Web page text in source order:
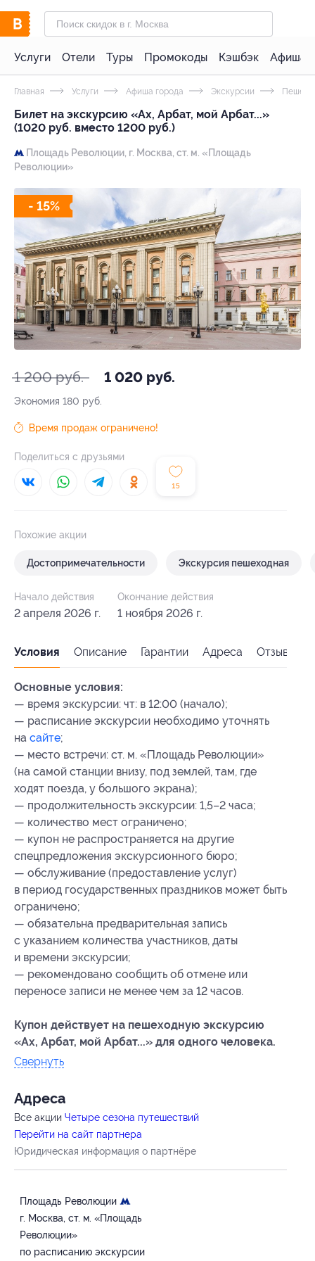
Услуги Отели Туры Промокоды Кэшбэк Афиша
Главная Услуги Афиша города Экскурсии
Билет на экскурсию «Ах, Арбат, мой Арбат...»
(1020 руб. вместо 1200 руб.)
Площадь Революции, г. Москва, ст. м. «Площадь
Революции»
- 15%
1 200 руб. 1 020 руб.
Экономия 180 руб.
15
Время продаж ограничено!
Поделиться с друзьями
Похожие акции
Достопримечательности Экскурсия пешеходная
Начало действия
2 апреля 2026 г.
Окончание действия
1 ноября 2026 г.
Условия Описание Гарантии Адреса Отзывы
Основные условия:
— время экскурсии: чт: в 12:00 (начало);
— расписание экскурсии необходимо уточнять
на сайте;
— место встречи: ст. м. «Площадь Революции»
(на самой станции внизу, под землей, там, где
ходят поезда, у большого экрана);
— продолжительность экскурсии: 1,5–2 часа;
— количество мест ограничено;
— купон не распространяется на другие
спецпредложения экскурсионного бюро;
— обслуживание (предоставление услуг)
в период государственных праздников может быть
ограничено;
— обязательна предварительная запись
с указанием количества участников, даты
и времени экскурсии;
— рекомендовано сообщить об отмене или
переносе записи не менее чем за 12 часов.
Купон действует на пешеходную экскурсию
«Ах, Арбат, мой Арбат...» для одного человека.
Свернуть
Адресa
Все акции Четыре сезона путешествий
Перейти на сайт партнера
Юридическая информация о партнёре
Площадь Революции
г. Москва, ст. м. «Площадь
Революции»
по расписанию экскурсии